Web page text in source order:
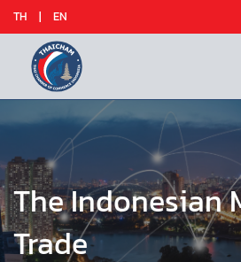
TH | EN
The Indonesian
Trade